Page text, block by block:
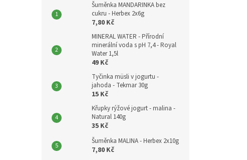
Šuměnka MANDARINKA bez
cukru - Herbex 2x6g
7,80 Kč
MINERAL WATER - Přírodní
minerální voda s pH 7,4 - Royal
Water 1,5l
49 Kč
Tyčinka müsli v jogurtu -
jahoda - Tekmar 30g
15 Kč
Křupky rýžové jogurt - malina -
Natural 140g
35 Kč
Šuměnka MALINA - Herbex 2x10g
7,80 Kč